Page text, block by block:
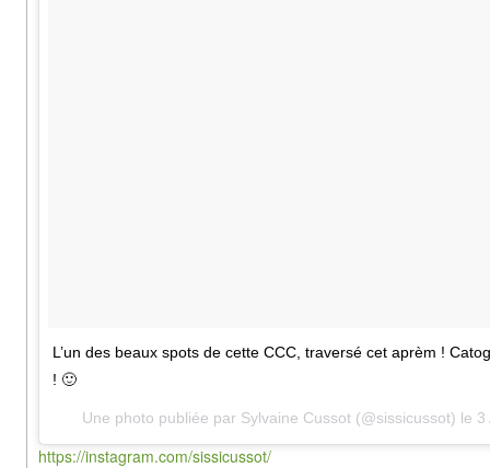
L’un des beaux spots de cette CCC, traversé cet aprèm !
! 🙂
Une photo publiée par Sylvaine Cussot (@sissicussot) le 3
https://instagram.com/sissicussot/